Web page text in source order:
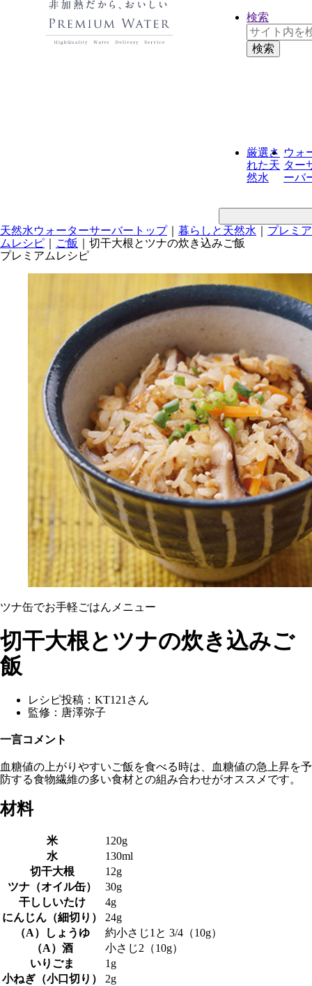
厳選さ
れた天
然水
ウォ
ター
ーバ
検索
天然水ウォーターサーバートップ｜ 暮らしと天然水
プレミア
ムレシピ
ご飯
切干大根とツナの炊き込みご飯
プレミアムレシピ
ツナ缶でお手軽ごはんメニュー
切干大根とツナの炊き込みご
飯
レシピ投稿： KT121さん
監修： 唐澤弥子
一言コメント
血糖値の上がりやすいご飯を食べる時は、血糖値の急上昇を予
防する食物繊維の多い食材との組み合わせがオススメです。
材料
米
120g
水
130ml
切干大根
12g
ツナ（オイル缶）
30g
干ししいたけ
4g
にんじん（細切り）
24g
（A）しょうゆ
約小さじ1と 3/4（10g）
（A）酒
小さじ2（10g）
いりごま
1g
小ねぎ（小口切り）
2g